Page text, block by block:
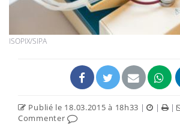
ISOPIX/SIPA
Publié le 18.03.2015 à 18h33 | | |
Commenter